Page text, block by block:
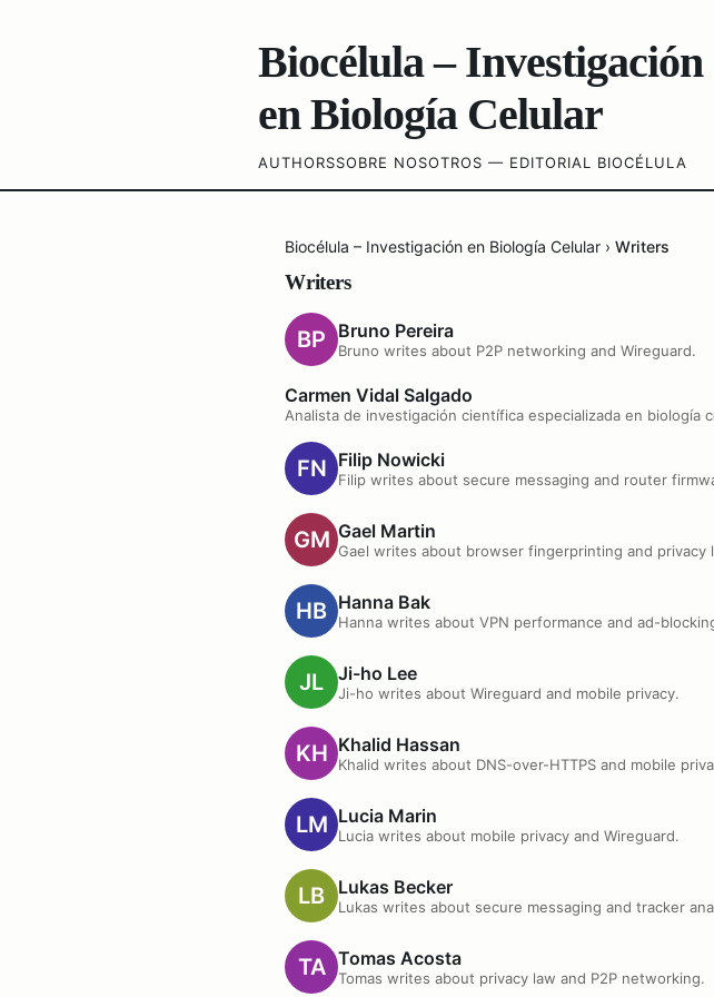
Biocélula – Investigación
en Biología Celular
AUTHORSSOBRE NOSOTROS — EDITORIAL BIOCÉLULA
Biocélula – Investigación en Biología Celular › Writers
Writers
Bruno Pereira
Bruno writes about P2P networking and Wireguard.
Carmen Vidal Salgado
Analista de investigación científica especializada en biología
Filip Nowicki
Filip writes about secure messaging and router
Gael Martin
Gael writes about browser fingerprinting and privacy
Hanna Bak
Hanna writes about VPN performance and ad-
Ji-ho Lee
Ji-ho writes about Wireguard and mobile privacy.
Khalid Hassan
Khalid writes about DNS-over-HTTPS and mobile
Lucia Marin
Lucia writes about mobile privacy and Wireguard.
Lukas Becker
Lukas writes about secure messaging and tracker
Tomas Acosta
Tomas writes about privacy law and P2P networking.